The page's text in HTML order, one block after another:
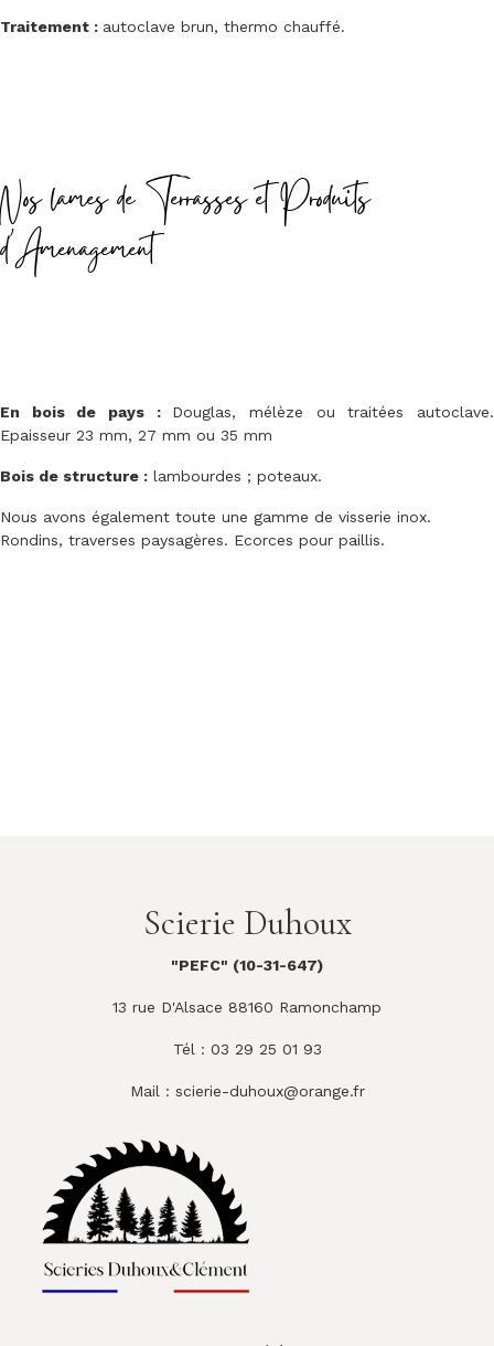
Traitement : autoclave brun, thermo chauffé.
Nos lames de Terrasses et Produits
d'Amenagement
En bois de pays : Douglas, mélèze ou traitées autoclave.
Epaisseur 23 mm, 27 mm ou 35 mm
Bois de structure : lambourdes ; poteaux.
Nous avons également toute une gamme de visserie inox.
Rondins, traverses paysagères. Ecorces pour paillis.
Scierie Duhoux
"PEFC" (10-31-647)
13 rue D'Alsace 88160 Ramonchamp
Tél : 03 29 25 01 93
Mail : scierie-duhoux@orange.fr